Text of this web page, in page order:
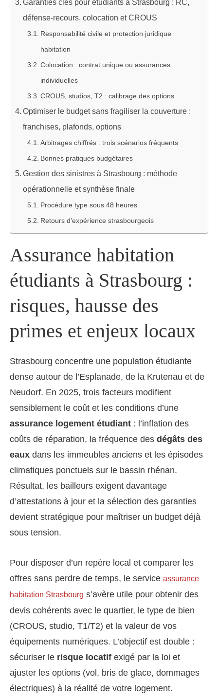
Garanties clés pour étudiants à Strasbourg : RC,
défense-recours, colocation et CROUS
Responsabilité civile et protection juridique
habitation
Colocation : contrat unique ou assurances
individuelles
CROUS, studios, T2 : calibrage des options
Optimiser le budget sans fragiliser la couverture :
franchises, plafonds, options
Arbitrages chiffrés : trois scénarios fréquents
Bonnes pratiques budgétaires
Gestion des sinistres à Strasbourg : méthode
opérationnelle et synthèse finale
Procédure type sous 48 heures
Retours d’expérience strasbourgeois
Assurance habitation
étudiants à Strasbourg :
risques, hausse des
primes et enjeux locaux
Strasbourg concentre une population étudiante
dense autour de l’Esplanade, de la Krutenau et de
Neudorf. En 2025, trois facteurs modifient
sensiblement le coût et les conditions d’une
assurance logement étudiant : l’inflation des
coûts de réparation, la fréquence des dégâts des
eaux dans les immeubles anciens et les épisodes
climatiques ponctuels sur le bassin rhénan.
Résultat, les bailleurs exigent davantage
d’attestations à jour et la sélection des garanties
devient stratégique pour maîtriser un budget déjà
sous tension.
Pour disposer d’un repère local et comparer les
offres sans perdre de temps, le service assurance
habitation Strasbourg s’avère utile pour obtenir des
devis cohérents avec le quartier, le type de bien
(CROUS, studio, T1/T2) et la valeur de vos
équipements numériques. L’objectif est double :
sécuriser le risque locatif exigé par la loi et
ajuster les options (vol, bris de glace, dommages
électriques) à la réalité de votre logement.